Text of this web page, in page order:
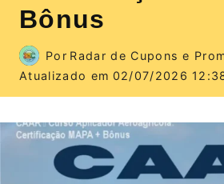
Bônus
Por Radar de Cupons e
Atualizado em 02/07/2026